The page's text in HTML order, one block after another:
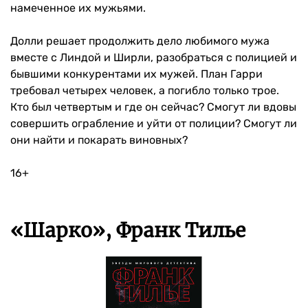
намеченное их мужьями.
Долли решает продолжить дело любимого мужа
вместе с Линдой и Ширли, разобраться с полицией и
бывшими конкурентами их мужей. План Гарри
требовал четырех человек, а погибло только трое.
Кто был четвертым и где он сейчас? Смогут ли вдовы
совершить ограбление и уйти от полиции? Смогут ли
они найти и покарать виновных?
16+
«Шарко», Франк Тилье